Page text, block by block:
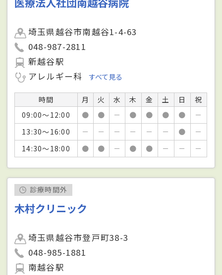
埼玉県越谷市南越谷1-4-63
048-987-2811
新越谷駅
アレルギー科
すべて見る
時間 月 火 水 木 金 土 日
祝
09:00～12:00
● ● － ● ● ● ●
－
13:30～16:00
－ － － － － － ●
－
14:30～18:00
● ● － ● ● － － －
診療時間外
木村クリニック
埼玉県越谷市登戸町38-3
048-985-1881
南越谷駅